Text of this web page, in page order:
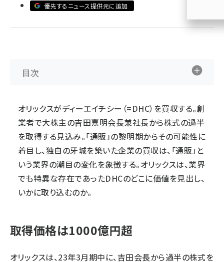
優先するニュース提供元に追加
目次
オリックスがディーエイチシー（=DHC）を買収する。創
業者で大株主の吉田嘉明会長兼社長から株式の過半
を取得する見込み。「通販」の黎明期からその可能性に
着目し、独自の牙城を築いた企業の買収は、「通販」と
いう業界の潮目の変化を象徴する。オリックスは、業界
でも特異な存在であったDHCのどこに価値を見出し、
いかに取り込むのか。
取得価格は1000億円超
オリックスは、23年3月期中に、吉田会長から過半の株式を
参